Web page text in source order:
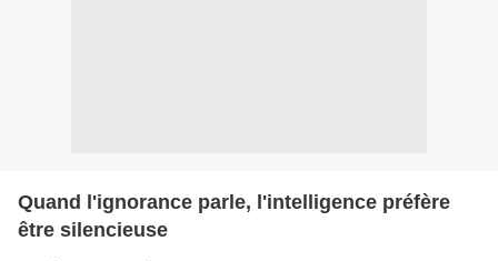
Quand l'ignorance parle, l'intelligence préfère
être silencieuse